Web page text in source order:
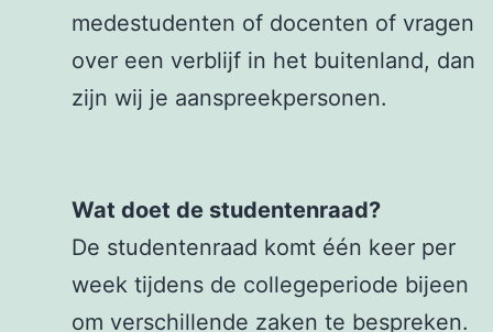
medestudenten of docenten of vragen
over een verblijf in het buitenland, dan
zijn wij je aanspreekpersonen.
Wat doet de studentenraad?
De studentenraad komt één keer per
week tijdens de collegeperiode bijeen
om verschillende zaken te bespreken.